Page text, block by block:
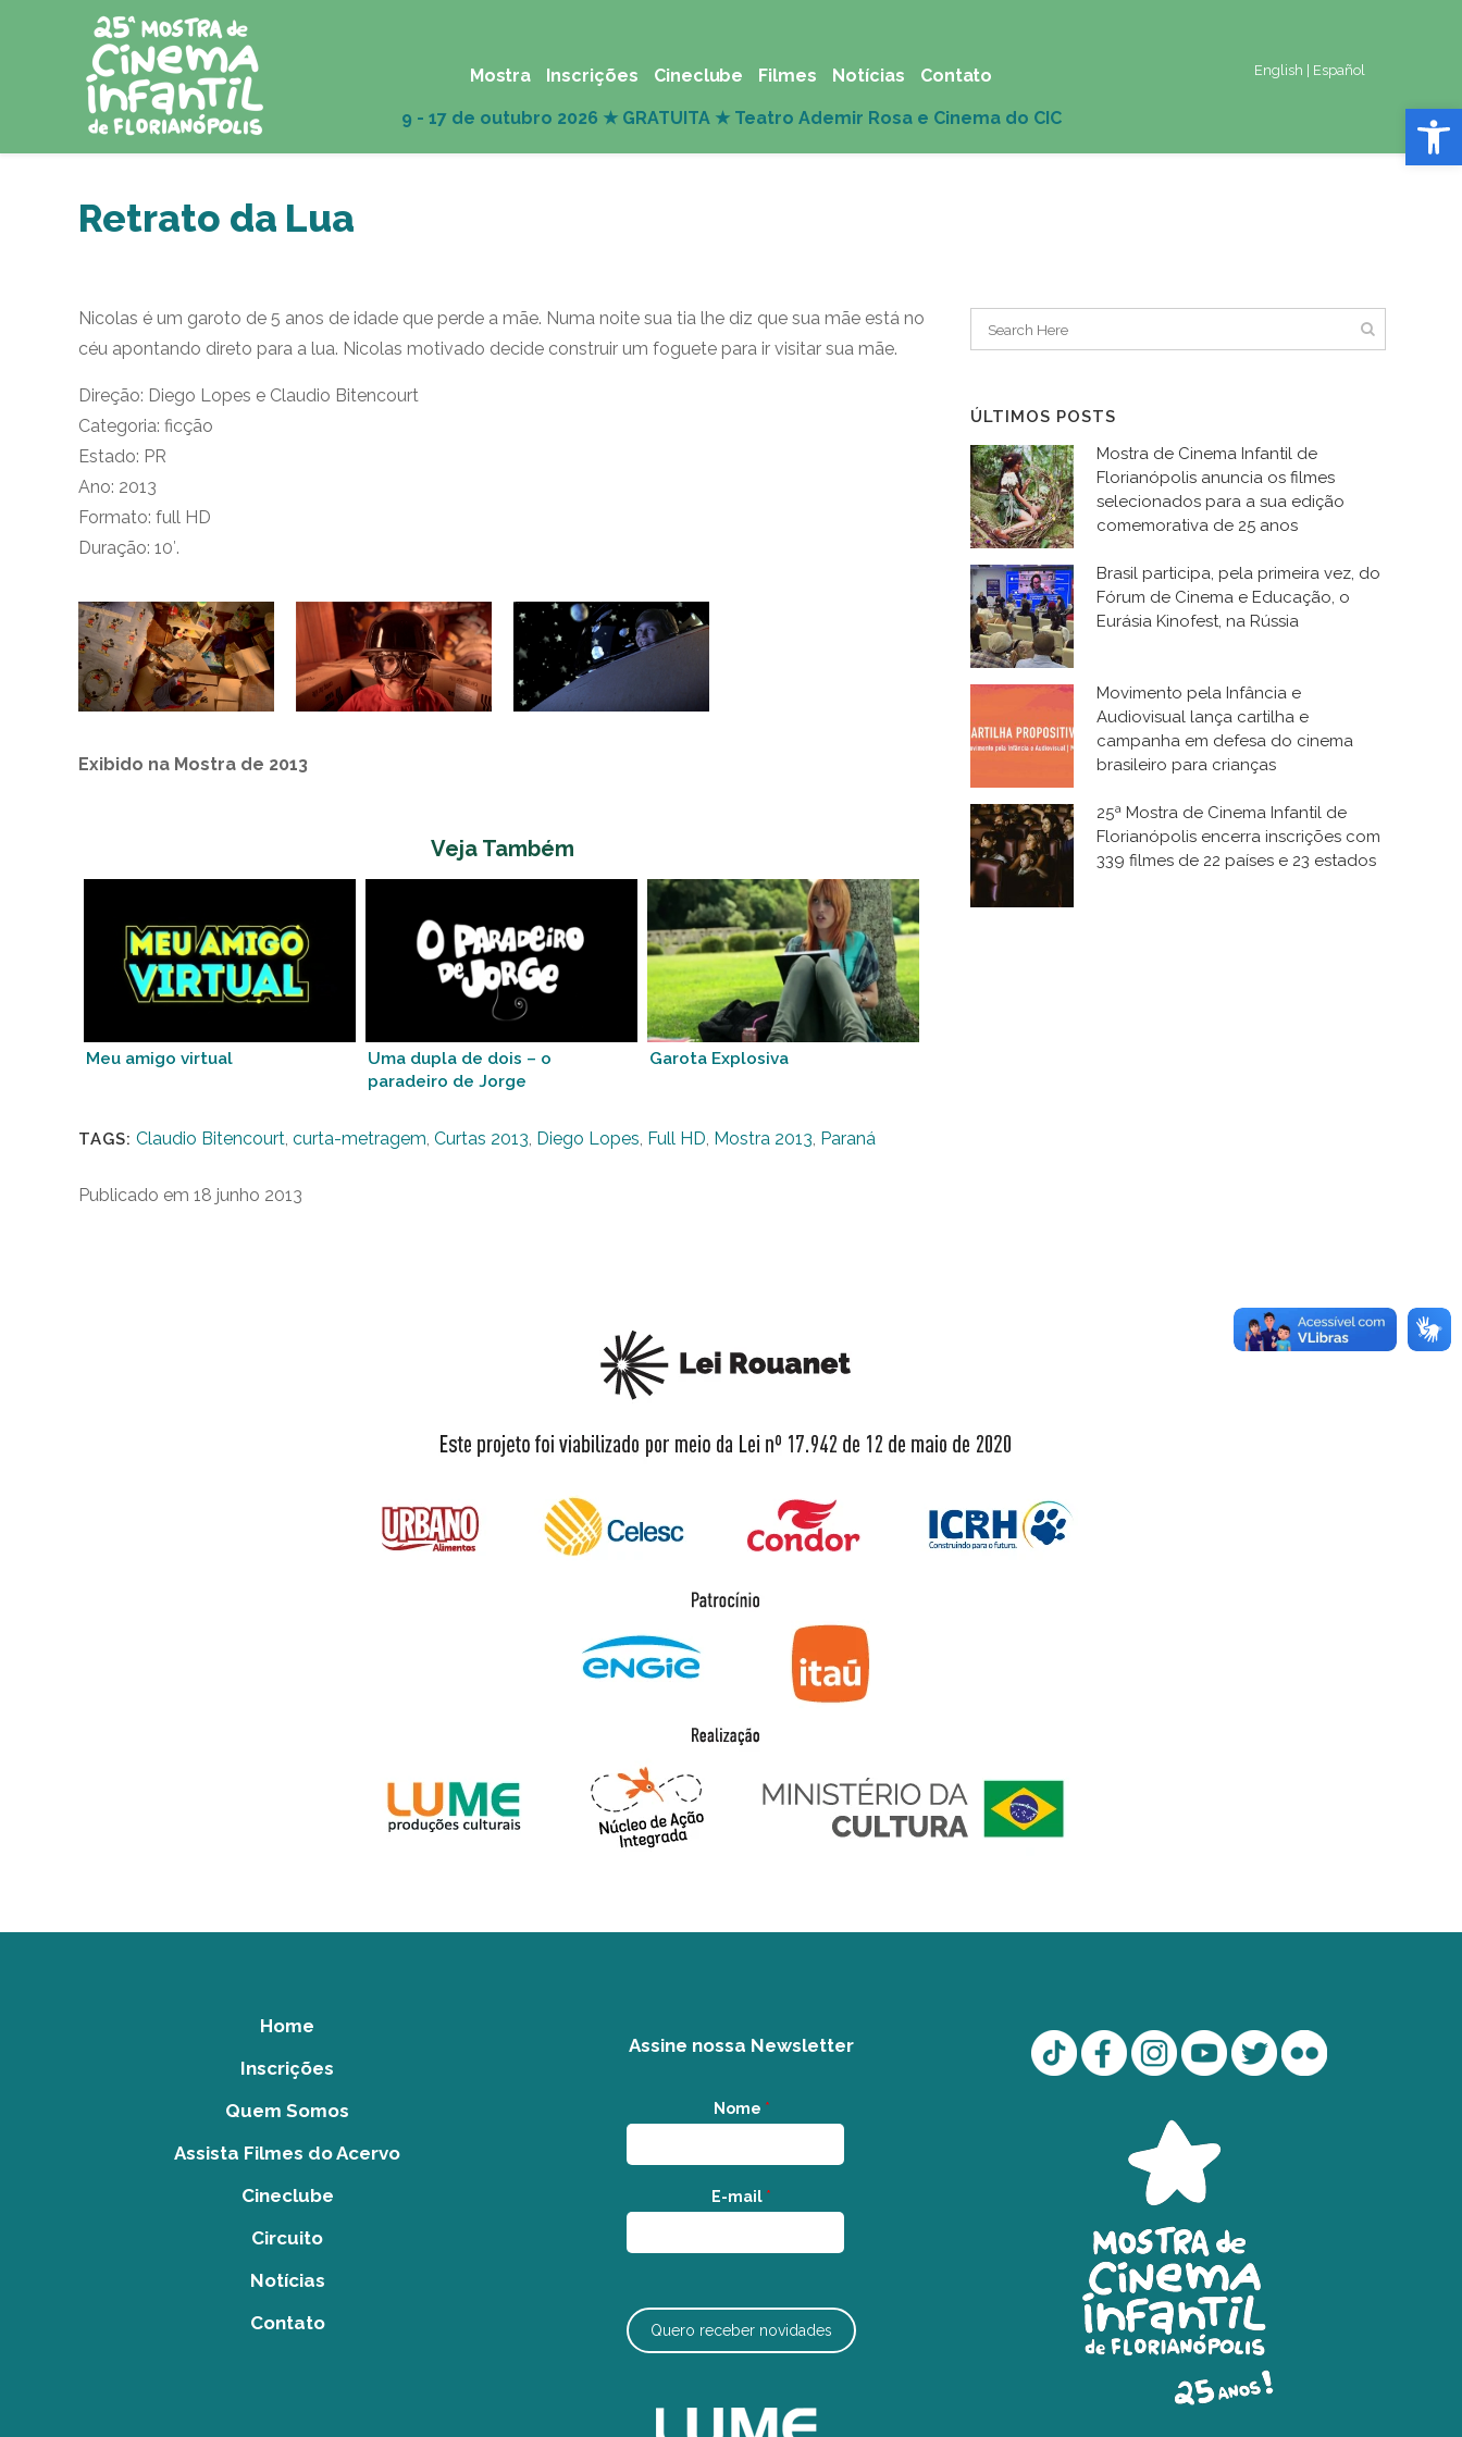
Abrir
English Español
Mostra Inscrições Cineclube Filmes Notícias Contato
Retrato da Lua
Nicolas é um garoto de 5 anos de idade que perde a mãe. Numa noite sua tia lhe diz que sua mãe está no
céu apontando direto para a lua. Nicolas motivado decide construir um foguete para ir visitar sua mãe.
Direção: Diego Lopes e Claudio Bitencourt
Categoria: ficção
Estado: PR
Ano: 2013
Formato: full HD
Duração: 10′.
Exibido na Mostra de 2013
Veja Também
Meu amigo virtual
Uma dupla de dois – o
paradeiro de Jorge
Garota Explosiva
TAGS: Claudio Bitencourt, curta-metragem, Curtas 2013, Diego Lopes, Full HD, Mostra 2013, Paraná
Publicado em 18 junho 2013
ÚLTIMOS POSTS
Mostra de Cinema Infantil de
Florianópolis anuncia os filmes
selecionados para a sua edição
comemorativa de 25 anos
Brasil participa, pela primeira vez, do
Fórum de Cinema e Educação, o
Eurásia Kinofest, na Rússia
Movimento pela Infância e
Audiovisual lança cartilha e
campanha em defesa do cinema
brasileiro para crianças
25ª Mostra de Cinema Infantil de
Florianópolis encerra inscrições com
339 filmes de 22 países e 23 estados
Home
Inscrições
Quem Somos
Assista Filmes do Acervo
Cineclube
Circuito
Notícias
Contato
Assine nossa Newsletter
Nome *
E-mail *
Quero receber novidades